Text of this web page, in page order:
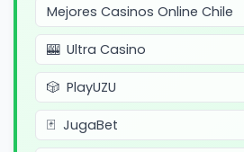
Mejores Casinos Online Chile
Ultra Casino
PlayUZU
JugaBet